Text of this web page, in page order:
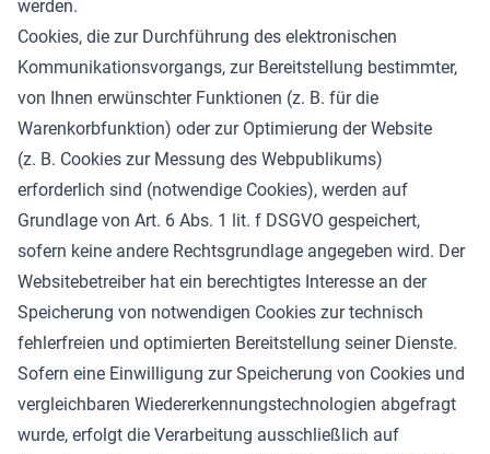
werden.
Cookies, die zur Durchführung des elektronischen
Kommunikationsvorgangs, zur Bereitstellung bestimmter,
von Ihnen erwünschter Funktionen (z. B. für die
Warenkorbfunktion) oder zur Optimierung der Website
(z. B. Cookies zur Messung des Webpublikums)
erforderlich sind (notwendige Cookies), werden auf
Grundlage von Art. 6 Abs. 1 lit. f DSGVO gespeichert,
sofern keine andere Rechtsgrundlage angegeben wird. Der
Websitebetreiber hat ein berechtigtes Interesse an der
Speicherung von notwendigen Cookies zur technisch
fehlerfreien und optimierten Bereitstellung seiner Dienste.
Sofern eine Einwilligung zur Speicherung von Cookies und
vergleichbaren Wiedererkennungstechnologien abgefragt
wurde, erfolgt die Verarbeitung ausschließlich auf